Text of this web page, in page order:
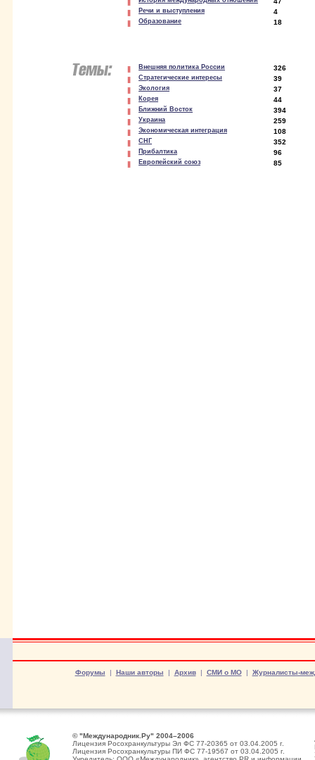
Речи и выступления 4
Образование 18
Внешняя политика России 326
Стратегические интересы 39
Экология 37
Корея 44
Ближний Восток 394
Украина 259
Экономическая интеграция 108
СНГ 352
Прибалтика 96
Европейский союз 85
Форумы | Наши авторы | Архив| СМИ о МО| Журналисты-
© "Международник.Ру" 2004–2006
Лицензия Росохранкультуры Эл ФС 77-20365 от 03.04.2005 г.
Лицензия Росохранкультуры ПИ ФС 77-19567 от 03.04.2005 г.